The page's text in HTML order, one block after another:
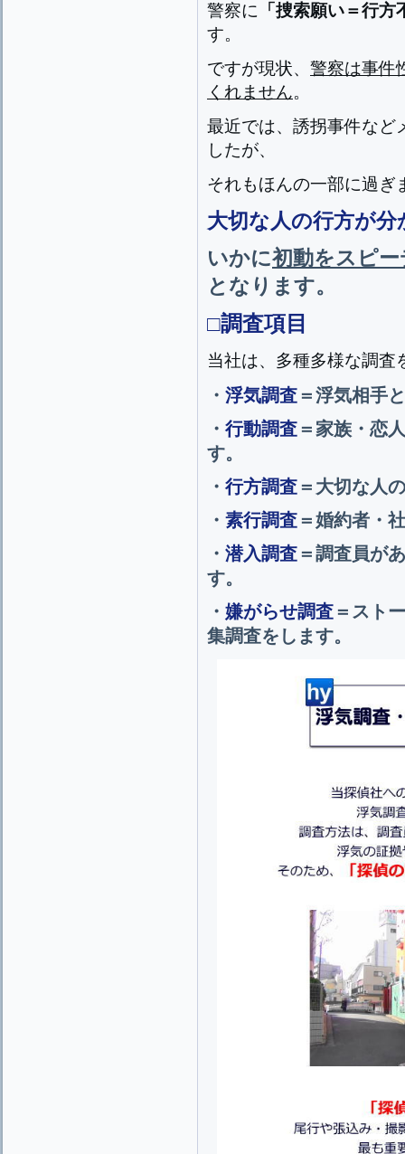
警察に 「捜索願い＝行方
す。
ですが現状、 警察は事件
くれません。
最近では、誘拐事件など
したが、
それもほんの一部に過ぎ
大切な人の行方が
いかに初動をスピ
となります。
□調査項目
当社は、多種多様な調査
・ 浮気調査＝浮気相手
・ 行動調査＝家族・恋
す。
・ 行方調査＝大切な人
・ 素行調査＝婚約者・
・ 潜入調査＝調査員が
す。
・ 嫌がらせ調査＝スト
集調査をします。